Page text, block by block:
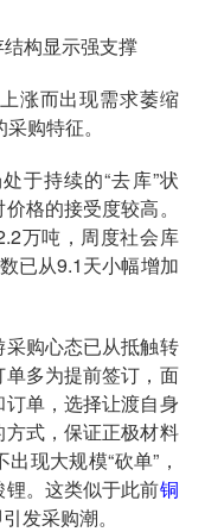
构显示强支撑
涨而出现需求萎缩
购特征。
于持续的“去库”状
格的接受度较高。
万吨，周度社会库
已从9.1天小幅增加
购心态已从抵触转
多为提前签订，面
单，选择让渡自身
式，保证正极材料
现大规模“砍单”，
。这类似于此前铜
发采购潮。